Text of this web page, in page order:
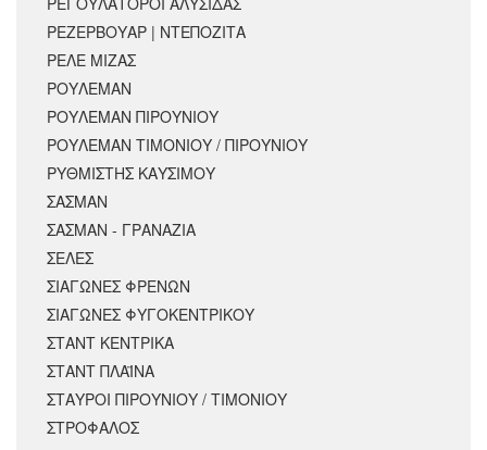
ΡΕΖΕΡΒΟΥΑΡ | ΝΤΕΠΟΖΙΤΑ
ΡΕΛΕ ΜΙΖΑΣ
ΡΟΥΛΕΜΑΝ
ΡΟΥΛΕΜΑΝ ΠΙΡΟΥΝΙΟΥ
ΡΟΥΛΕΜΑΝ ΤΙΜΟΝΙΟΥ / ΠΙΡΟΥΝΙΟΥ
ΡΥΘΜΙΣΤΗΣ ΚΑΥΣΙΜΟΥ
ΣΑΣΜΑΝ
ΣΑΣΜΑΝ - ΓΡΑΝΑΖΙΑ
ΣΕΛΕΣ
ΣΙΑΓΩΝΕΣ ΦΡΕΝΩΝ
ΣΙΑΓΩΝΕΣ ΦΥΓΟΚΕΝΤΡΙΚΟΥ
ΣΤΑΝΤ ΚΕΝΤΡΙΚΑ
ΣΤΑΝΤ ΠΛΑΪΝΑ
ΣΤΑΥΡΟΙ ΠΙΡΟΥΝΙΟΥ / ΤΙΜΟΝΙΟΥ
ΣΤΡΟΦΑΛΟΣ